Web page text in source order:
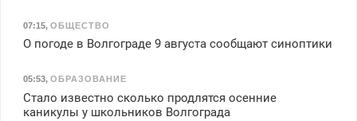
07:15, ОБЩЕСТВО
О погоде в Волгограде 9 августа сообщают синоптики
05:53, ОБРАЗОВАНИЕ
Стало известно сколько продлятся осенние
каникулы у школьников Волгограда